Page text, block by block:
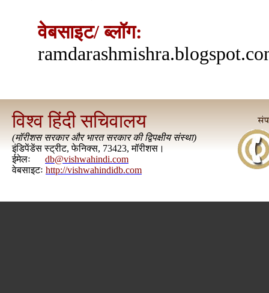
वेबसाइट/ ब्लॉग:
विश्व हिंदी सचिवालय
(मॉरीशस सरकार और भारत सरकार की द्विपक्षीय संस्था)
इंडिपेंडेंस स्ट्रीट, फेनिक्स, 73423, मॉरीशस।
ईमेलः
db@vishwahindi.com
वेबसाइटः http://vishwahindidb.com